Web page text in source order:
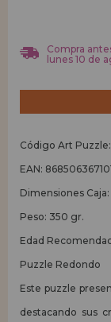
Compra
lunes 10 de
Código Art
EAN:
Dimensiones
Peso: 350 gr.
Edad
Puzzle Redondo
Este puzzle
destacando sus